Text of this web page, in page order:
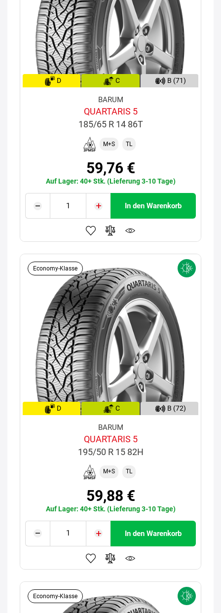
D C B (71)
BARUM
QUARTARIS 5
185/65 R 14 86T
M+S TL
59,76 €
Auf Lager: 40+ Stk. (Lieferung 3-10 Tage)
In den Warenkorb
Economy-Klasse
D C B (72)
BARUM
QUARTARIS 5
195/50 R 15 82H
M+S TL
59,88 €
Auf Lager: 40+ Stk. (Lieferung 3-10 Tage)
In den Warenkorb
Economy-Klasse